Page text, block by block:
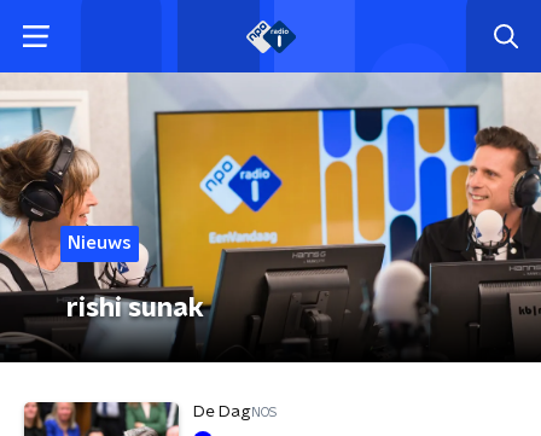
Nieuws
rishi sunak
De DagNOS